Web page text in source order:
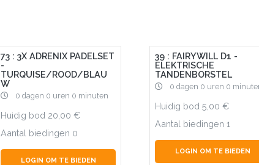
73 : 3X ADRENIX PADELSET
-
TURQUISE/ROOD/BLAU
W
0 dagen 0 uren 0 minuten
Huidig bod 20,00
Aantal biedingen 0
LOGIN OM TE BIEDEN
39 : FAIRYWILL D1 -
ELEKTRISCHE
TANDENBORSTEL
0 dagen 0 uren 0
Huidig bod 5,00
Aantal biedingen 1
LOGIN OM TE BIEDEN